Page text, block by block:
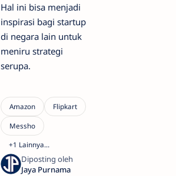
Hal ini bisa menjadi
inspirasi bagi startup
di negara lain untuk
meniru strategi
serupa.